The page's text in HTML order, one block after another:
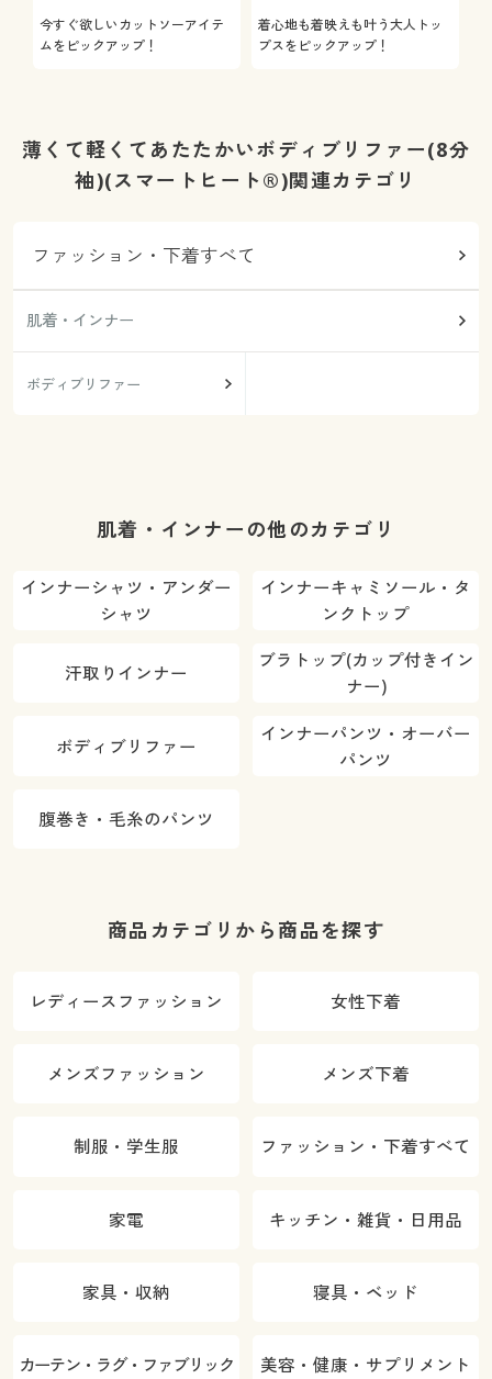
今すぐ欲しいカットソーアイテ
ムをピックアップ！
着心地も着映えも叶う大人トッ
プスをピックアップ！
薄くて軽くてあたたかいボディブリファー(8分
袖)(スマートヒート®)関連カテゴリ
ファッション・下着すべて
肌着・インナー
ボディブリファー
肌着・インナーの他のカテゴリ
インナーシャツ・アンダー
シャツ
インナーキャミソール・タ
ンクトップ
汗取りインナー
ブラトップ(カップ付きイン
ナー)
ボディブリファー
インナーパンツ・オーバー
パンツ
腹巻き・毛糸のパンツ
商品カテゴリから商品を探す
レディースファッション 女性下着
メンズファッション メンズ下着
制服・学生服 ファッション・下着すべて
家電 キッチン・雑貨・日用品
家具・収納 寝具・ベッド
カーテン・ラグ・ファブリック 美容・健康・サプリメント